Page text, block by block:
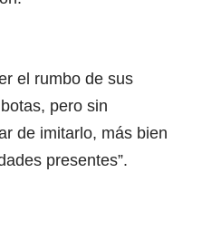
el rumbo de sus
pero sin
de imitarlo, más bien
presentes”.